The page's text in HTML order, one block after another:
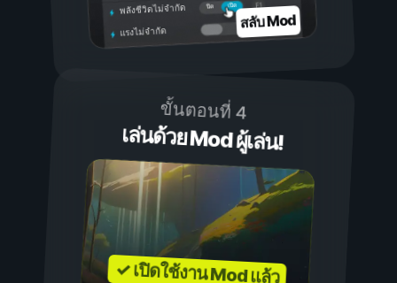
เปิด
ปิด
พลังชีวิตไม่จำกัด
แรงไม่จำกัด สลับ Mod
ขั้นตอนที่ 4
เล่นด้วย Mod ผู้เล่น!
✓ เปิดใช้งาน Mod แล้ว